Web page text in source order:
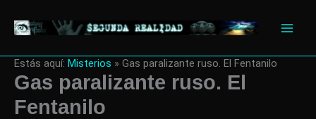
Estás aquí: Misterios » Gas paralizante ruso. El Fentanilo
Gas paralizante ruso. El
Fentanilo